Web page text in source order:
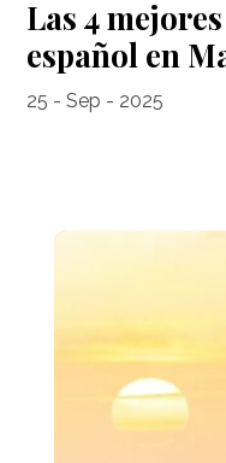
Las 4
español en
25 - Sep - 2025